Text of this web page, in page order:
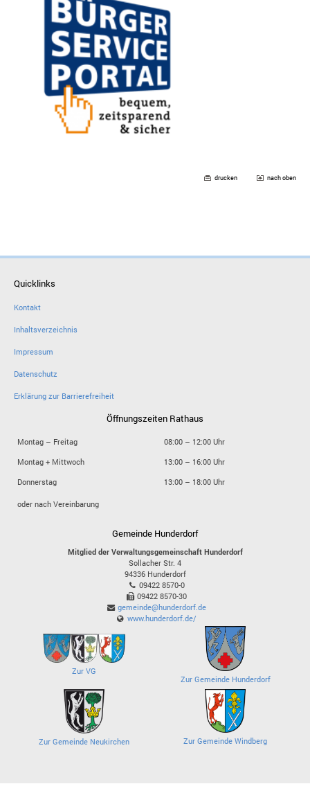
drucken nach oben
Quicklinks
Kontakt
Inhaltsverzeichnis
Impressum
Datenschutz
Erklärung zur Barrierefreiheit
Öffnungszeiten Rathaus
Montag – Freitag
08:00 – 12:00 Uhr
Montag + Mittwoch
13:00 – 16:00 Uhr
Donnerstag
13:00 – 18:00 Uhr
oder nach Vereinbarung
Gemeinde Hunderdorf
Mitglied der Verwaltungsgemeinschaft Hunderdorf
Sollacher Str. 4
94336 Hunderdorf
09422 8570-0
09422 8570-30
gemeinde@hunderdorf.de
www.hunderdorf.de/
Zur VG
Zur Gemeinde Hunderdorf
Zur Gemeinde Neukirchen Zur Gemeinde Windberg